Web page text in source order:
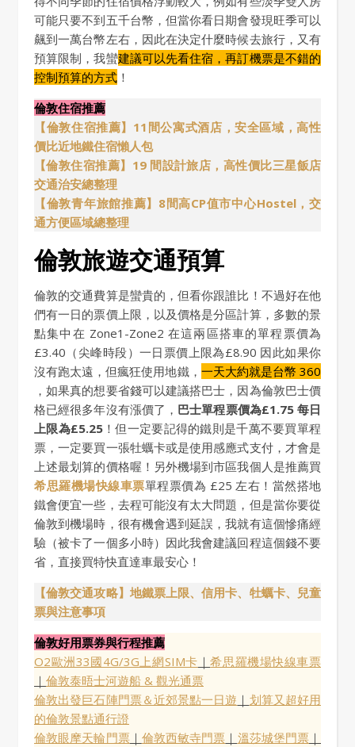
可能只要不到五千台幣，但當你看日期會發現旺季可以
飆到一萬台幣左右，因此在決定什麼時候去旅行，又有
預算限制，我蠻建議可以先看住宿，再訂機票是不錯的
控制預算的方式 ！
倫敦住宿推薦
【倫敦住宿推薦】11間公寓式酒店，安全區域，高性
價比近地鐵住宿懶人包
【倫敦住宿推薦】19 間設計旅店，高性價比三星飯店
交通治安總整理
【倫敦青年旅館推薦】8間高CP值市中心Hostel，交
通方便區域總整理
倫敦旅遊交通預算
倫敦的交通費算是蠻貴的，但看你跟誰比！不過好在他
們有一日的票價上限，以及價格是分區計算，多數的景
點集中在 Zone1-Zone2 在這兩區搭車的單程票價為
£3.40（尖峰時段）一日票價上限為£8.90 因此如果你
沒有跑太遠，但瘋狂使用地鐵， 一天大約就是台幣 360
，如果真的想要省錢可以建議搭巴士，因為倫敦巴士價
格已經很多年沒有漲價了， 巴士單程票價為£1.75 每日
上限為£5.25！但一定要記得的鐵則是千萬不要買單程
票，一定要買一張牡蠣卡或是使用感應式支付，才會是
上述最划算的價格喔！另外機場到市區我個人是推薦買
希思羅機場快線車票單程票價為 £25 左右！當然搭地
鐵會便宜一些，去程可能沒有太大問題，但是當你要從
倫敦到機場時，很有機會遇到延誤，我就有這個慘痛經
驗（被卡了一個多小時）因此我會建議回程這個錢不要
省，直接買特快直達車最安心！
【倫敦交通攻略】地鐵票上限、信用卡、牡蠣卡、兒童
票與注意事項
倫敦好用票券與行程推薦
O2歐洲33國4G/3G上網SIM卡 ｜希思羅機場快線車票
｜ 倫敦泰晤士河遊船 & 觀光通票
倫敦出發巨石陣門票＆近郊景點一日遊 ｜ 划算又超好用
的倫敦景點通行證
倫敦眼摩天輪門票｜ 倫敦西敏寺門票 ｜ 溫莎城堡門票 ｜